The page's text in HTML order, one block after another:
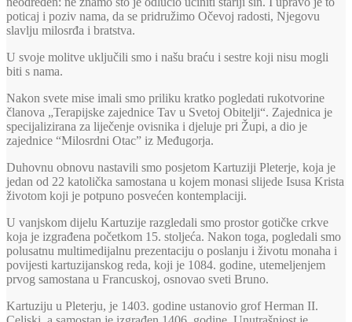
poticaj i poziv nama, da se pridružimo Očevoj radosti, Njegovu
slavlju milosrđa i bratstva.
U svoje molitve uključili smo i našu braću i sestre koji nisu mogli
biti s nama.
Nakon svete mise imali smo priliku kratko pogledati rukotvorine
članova „Terapijske zajednice Tav u Svetoj Obitelji“. Zajednica je
specijalizirana za liječenje ovisnika i djeluje pri Župi, a dio je
zajednice “Milosrdni Otac” iz Međugorja.
Duhovnu obnovu nastavili smo posjetom Kartuziji Pleterje, koja je
jedan od 22 katolička samostana u kojem monasi slijede Isusa Krista
životom koji je potpuno posvećen kontemplaciji.
U vanjskom dijelu Kartuzije razgledali smo prostor gotičke crkve
koja je izgrađena početkom 15. stoljeća. Nakon toga, pogledali smo
polusatnu multimedijalnu prezentaciju o poslanju i životu monaha i
povijesti kartuzijanskog reda, koji je 1084. godine, utemeljenjem
prvog samostana u Francuskoj, osnovao sveti Bruno.
Kartuziju u Pleterju, je 1403. godine ustanovio grof Herman II.